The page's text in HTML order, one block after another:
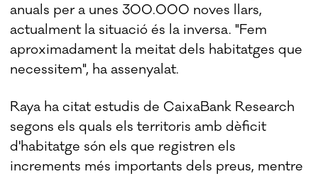
anuals per a unes 300.000 noves llars,
actualment la situació és la inversa. "Fem
aproximadament la meitat dels habitatges que
necessitem", ha assenyalat.
Raya ha citat estudis de CaixaBank Research
segons els quals els territoris amb dèficit
d'habitatge són els que registren els
increments més importants dels preus, mentre